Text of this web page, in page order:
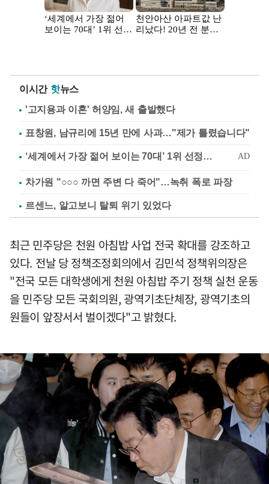
이시간 핫뉴스
'고지용과 이혼' 허양임, 새 출발했다
표창원, 남규리에 15년 만에 사과…"제가 틀렸습니다"
차가원 "○○○ 까면 주변 다 죽어"…녹취 폭로 파장
르센느, 알고보니 탈퇴 위기 있었다
최근 민주당은 천원 아침밥 사업 전국 확대를 강조하고
있다. 전날 당 정책조정회의에서 김민석 정책위의장은
"전국 모든 대학생에게 천원 아침밥 주기 정책 실천 운동
을 민주당 모든 국회의원, 광역기초단체장, 광역기초의
원들이 앞장서서 벌이겠다"고 밝혔다.